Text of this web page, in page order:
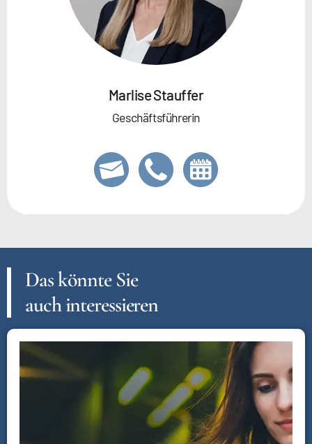
Marlise Stauffer
Geschäftsführerin
Das könnte Sie
auch interessieren